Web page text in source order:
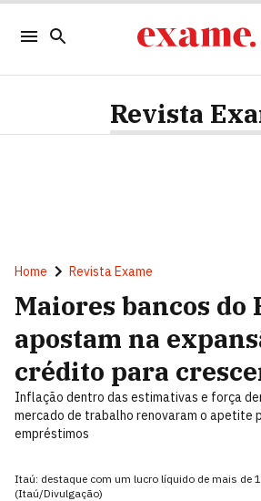
Revista
Home Revista Exame
Maiores bancos do
apostam na
crédito para
Inflação dentro das estimativas e força
mercado de trabalho renovaram o apetite
empréstimos
Itaú: destaque com um lucro líquido de mais de
(Itaú/Divulgação)